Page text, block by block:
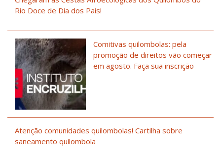
Rio Doce de Dia dos Pais!
Comitivas quilombolas: pela
promoção de direitos vão começar
em agosto. Faça sua inscrição
Atenção comunidades quilombolas! Cartilha sobre
saneamento quilombola